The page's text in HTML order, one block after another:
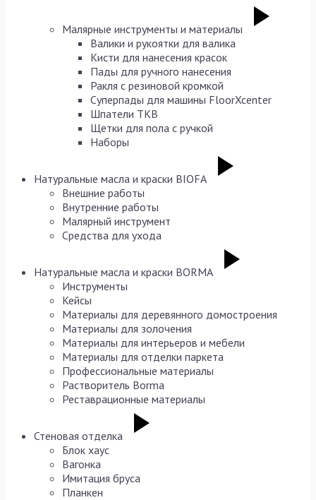
Малярные инструменты и материалы
Валики и рукоятки для валика
Кисти для нанесения красок
Пады для ручного нанесения
Ракля с резиновой кромкой
Суперпады для машины FloorXcenter
Шпатели TKB
Щетки для пола с ручкой
Наборы
Натуральные масла и краски BIOFA
Внешние работы
Внутренние работы
Малярный инструмент
Средства для ухода
Натуральные масла и краски BORMA
Инструменты
Кейсы
Материалы для деревянного домостроения
Материалы для золочения
Материалы для интерьеров и мебели
Материалы для отделки паркета
Профессиональные материалы
Растворитель Borma
Реставрационные материалы
Стеновая отделка
Блок хаус
Вагонка
Имитация бруса
Планкен